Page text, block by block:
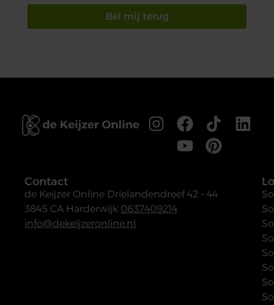
Bel mij terug
Contact
de Keijzer Online Drielandendreef 42 – 44
3845 CA Harderwijk 0637409214
info@dekeijzeronline.nl